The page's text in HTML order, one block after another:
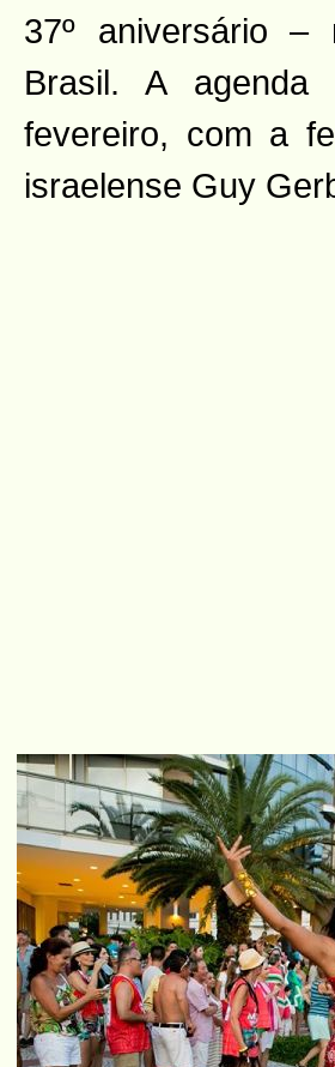
37º aniversário –
Brasil. A
fevereiro, com a
israelense Guy